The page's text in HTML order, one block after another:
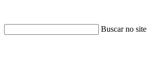
Buscar no site